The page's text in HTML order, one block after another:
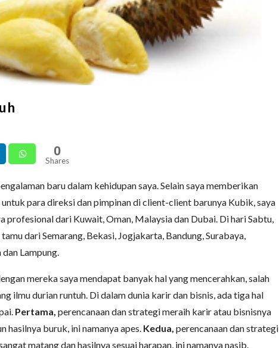
0
Shares
baru dalam kehidupan saya. Selain saya memberikan
para direksi dan pimpinan di client-client barunya Kubik, saya
profesional dari Kuwait, Oman, Malaysia dan Dubai. Di hari Sabtu,
dari Semarang, Bekasi, Jogjakarta, Bandung, Surabaya,
Lampung.
mereka saya mendapat banyak hal yang mencerahkan, salah
ilmu durian runtuh. Di dalam dunia karir dan bisnis, ada tiga hal
Pertama, perencanaan dan strategi meraih karir atau bisnisnya
hasilnya buruk, ini namanya apes. Kedua, perencanaan dan strategi
matang dan hasilnya sesuai harapan, ini namanya nasib.